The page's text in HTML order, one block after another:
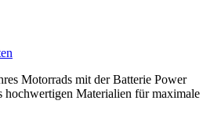
Motorrads mit der Batterie Power
Materialien für maximale